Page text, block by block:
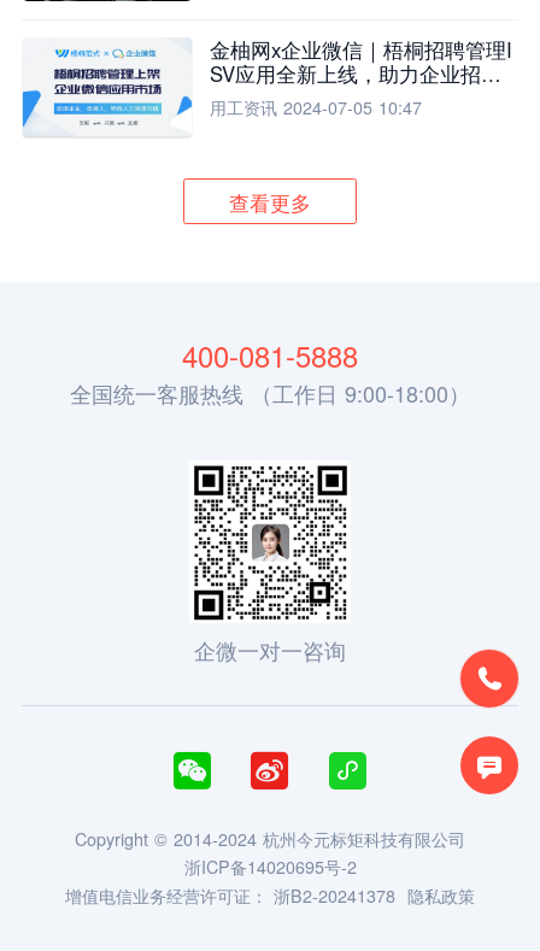
金柚网x企业微信｜梧桐招聘管理I
SV应用全新上线，助力企业招聘
流程全面升级
用工资讯 2024-07-05 10:47
查看更多


400-081-5888
全国统一客服热线 （工作日 9:00-18:00）
企微一对一咨询
  
Copyright © 2014-2024 杭州今元标矩科技有限公司
浙ICP备14020695号-2
增值电信业务经营许可证： 浙B2-20241378 隐私政策